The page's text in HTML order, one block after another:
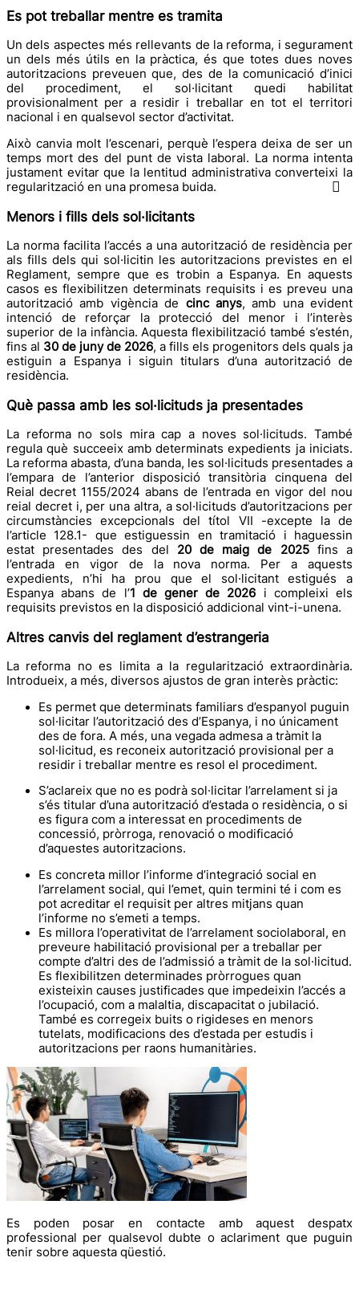
Es pot treballar mentre es tramita
Un dels aspectes més rellevants de la reforma, i segurament
un dels més útils en la pràctica, és que totes dues noves
autoritzacions preveuen que, des de la comunicació d’inici
del procediment, el sol·licitant quedi habilitat
provisionalment per a residir i treballar en tot el territori
nacional i en qualsevol sector d’activitat.
Això canvia molt l’escenari, perquè l’espera deixa de ser un
temps mort des del punt de vista laboral. La norma intenta
justament evitar que la lentitud administrativa converteixi la
regularització en una promesa buida.
Menors i fills dels sol·licitants
La norma facilita l’accés a una autorització de residència per
als fills dels qui sol·licitin les autoritzacions previstes en el
Reglament, sempre que es trobin a Espanya. En aquests
casos es flexibilitzen determinats requisits i es preveu una
autorització amb vigència de cinc anys, amb una evident
intenció de reforçar la protecció del menor i l’interès
superior de la infància. Aquesta flexibilització també s’estén,
fins al 30 de juny de 2026, a fills els progenitors dels quals ja
estiguin a Espanya i siguin titulars d’una autorització de
residència.
Què passa amb les sol·licituds ja presentades
La reforma no sols mira cap a noves sol·licituds. També
regula què succeeix amb determinats expedients ja iniciats.
La reforma abasta, d’una banda, les sol·licituds presentades a
l’empara de l’anterior disposició transitòria cinquena del
Reial decret 1155/2024 abans de l’entrada en vigor del nou
reial decret i, per una altra, a sol·licituds d’autoritzacions per
circumstàncies excepcionals del títol VII -excepte la de
l’article 128.1- que estiguessin en tramitació i haguessin
estat presentades des del 20 de maig de 2025fins a
l’entrada en vigor de la nova norma. Per a aquests
expedients, n’hi ha prou que el sol·licitant estigués a
Espanya abans de l’1 de gener de 2026 i compleixi els
requisits previstos en la disposició addicional vint-i-unena.
Altres canvis del reglament d’estrangeria
La reforma no es limita a la regularització extraordinària.
Introdueix, a més, diversos ajustos de gran interès pràctic:
Es permet que determinats familiars d’espanyol puguin
sol·licitar l’autorització des d’Espanya, i no únicament
des de fora. A més, una vegada admesa a tràmit la
sol·licitud, es reconeix autorització provisional per a
residir i treballar mentre es resol el procediment.
S’aclareix que no es podrà sol·licitar l’arrelament si ja
s’és titular d’una autorització d’estada o residència, o si
es figura com a interessat en procediments de
concessió, pròrroga, renovació o modificació
d’aquestes autoritzacions.
Es concreta millor l’informe d’integració social en
l’arrelament social, qui l’emet, quin termini té i com es
pot acreditar el requisit per altres mitjans quan
l’informe no s’emeti a temps.
Es millora l’operativitat de l’arrelament sociolaboral, en
preveure habilitació provisional per a treballar per
compte d’altri des de l’admissió a tràmit de la sol·licitud.
Es flexibilitzen determinades pròrrogues quan
existeixin causes justificades que impedeixin l’accés a
l’ocupació, com a malaltia, discapacitat o jubilació.
També es corregeix buits o rigideses en menors
tutelats, modificacions des d’estada per estudis i
autoritzacions per raons humanitàries.
Es poden posar en contacte amb aquest despatx
professional per qualsevol dubte o aclariment que puguin
tenir sobre aquesta qüestió.